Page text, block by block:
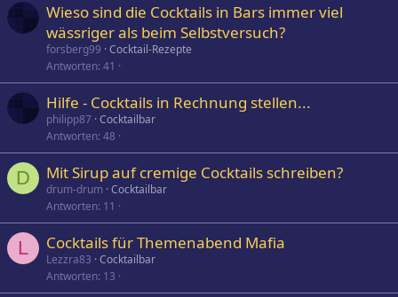
Wieso sind die Cocktails in Bars immer viel
wässriger als beim Selbstversuch?
forsberg99 Cocktail-Rezepte
Antworten 41
Hilfe - Cocktails in Rechnung stellen...
philipp87 Cocktailbar
Antworten 48
D Mit Sirup auf cremige Cocktails schreiben?
drum-drum Cocktailbar
Antworten 11
L Cocktails für Themenabend Mafia
Lezzra83 Cocktailbar
Antworten 13